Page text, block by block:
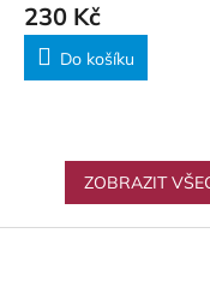
230 Kč
Do košíku
ZOBRAZIT